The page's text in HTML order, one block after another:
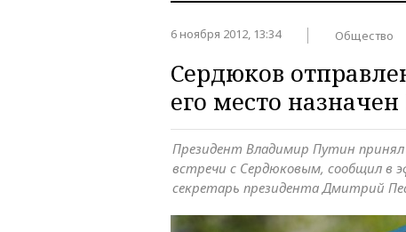
6 ноября 2012, 13:34 Общество
Сердюков
его место
Президент Владимир Путин принял
встречи с Сердюковым, сообщил в
секретарь президента Дмитрий